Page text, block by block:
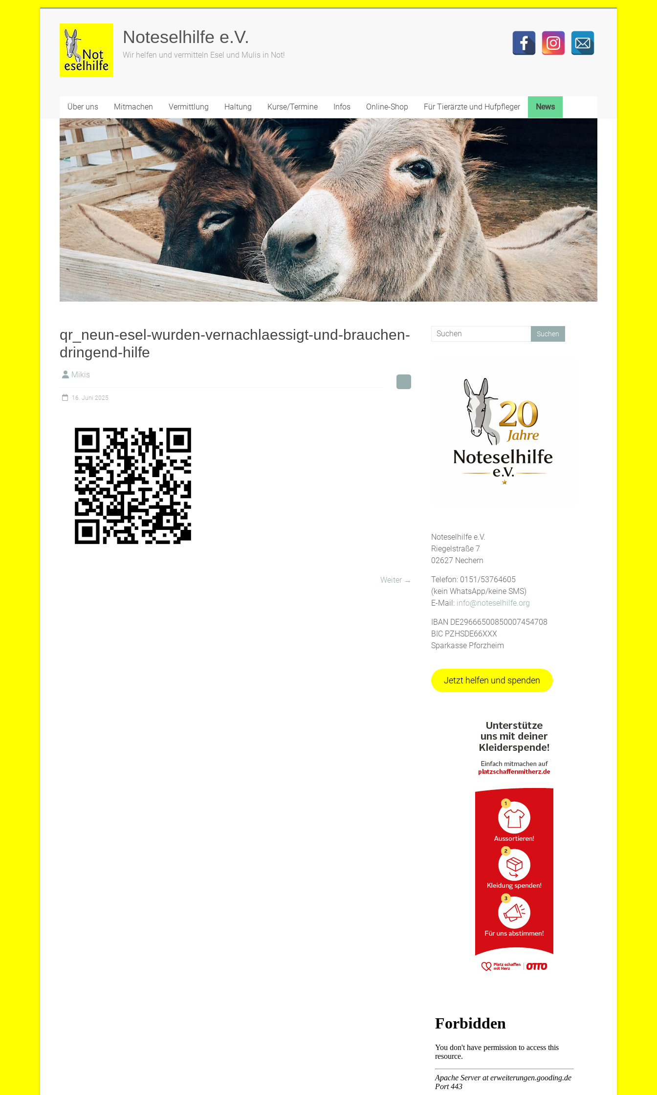
springen
Noteselhilfe e.V.
Wir helfen und vermitteln Esel und Mulis in Not!
Über uns Mitmachen Vermittlung Haltung Kurse/Termine Infos Online-Shop Für Tierärzte und Hufpfleger News
qr_neun-esel-wurden-vernachlaessigt-und-brauchen-
dringend-hilfe
Mikis
16. Juni 2025
Weiter →
Noteselhilfe e.V.
Riegelstraße 7
02627 Nechern
Telefon: 0151/53764605
(kein WhatsApp/keine SMS)
E-Mail: info@noteselhilfe.org
IBAN DE29666500850007454708
BIC PZHSDE66XXX
Sparkasse Pforzheim
Jetzt helfen und spenden